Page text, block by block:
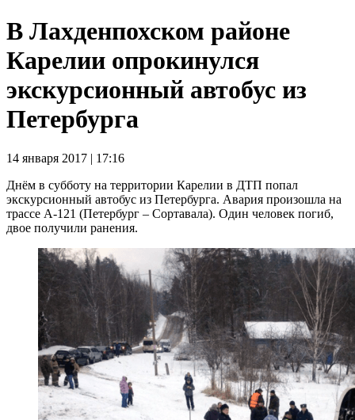
В Лахденпохском районе
Карелии опрокинулся
экскурсионный автобус из
Петербурга
14 января 2017 | 17:16
Днём в субботу на территории Карелии в ДТП попал
экскурсионный автобус из Петербурга. Авария произошла на
трассе А-121 (Петербург – Сортавала). Один человек погиб,
двое получили ранения.